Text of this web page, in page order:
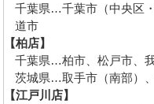
千葉県…千葉市（中央区
道市
【柏店】
千葉県…柏市、松戸市、
茨城県…取手市（南部）、
【江戸川店】